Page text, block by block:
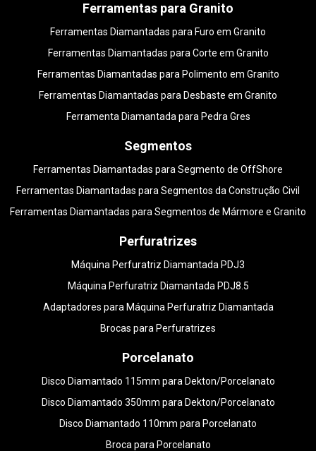
Ferramentas para Granito
Ferramentas Diamantadas para Furo em Granito
Ferramentas Diamantadas para Corte em Granito
Ferramentas Diamantadas para Polimento em Granito
Ferramentas Diamantadas para Desbaste em Granito
Ferramenta Diamantada para Pedra Gres
Segmentos
Ferramentas Diamantadas para Segmento de OffShore
Ferramentas Diamantadas para Segmentos da Construção Civil
Ferramentas Diamantadas para Segmentos de Mármore e Granito
Perfuratrizes
Máquina Perfuratriz Diamantada PDJ3
Máquina Perfuratriz Diamantada PDJ8.5
Adaptadores para Máquina Perfuratriz Diamantada
Brocas para Perfuratrizes
Porcelanato
Disco Diamantado 115mm para Dekton/Porcelanato
Disco Diamantado 350mm para Dekton/Porcelanato
Disco Diamantado 110mm para Porcelanato
Broca para Porcelanato